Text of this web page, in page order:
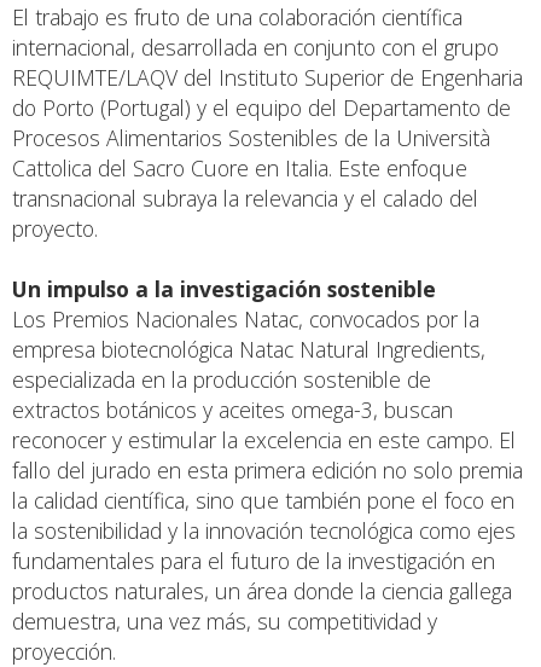
El trabajo es fruto de una colaboración científica
internacional, desarrollada en conjunto con el grupo
REQUIMTE/LAQV del Instituto Superior de Engenharia
do Porto (Portugal) y el equipo del Departamento de
Procesos Alimentarios Sostenibles de la Università
Cattolica del Sacro Cuore en Italia. Este enfoque
transnacional subraya la relevancia y el calado del
proyecto.
Un impulso a la investigación sostenible
Los Premios Nacionales Natac, convocados por la
empresa biotecnológica Natac Natural Ingredients,
especializada en la producción sostenible de
extractos botánicos y aceites omega-3, buscan
reconocer y estimular la excelencia en este campo. El
fallo del jurado en esta primera edición no solo premia
la calidad científica, sino que también pone el foco en
la sostenibilidad y la innovación tecnológica como ejes
fundamentales para el futuro de la investigación en
productos naturales, un área donde la ciencia gallega
demuestra, una vez más, su competitividad y
proyección.